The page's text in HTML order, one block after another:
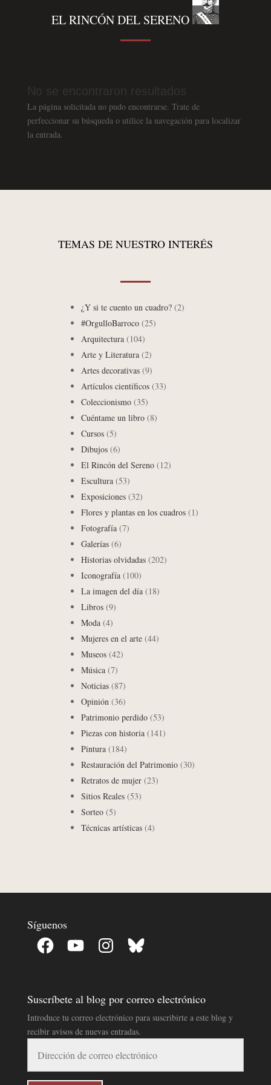
EL RINCÓN DEL SERENO
No se encontraron resultados
La página solicitada no pudo encontrarse. Trate de
perfeccionar su búsqueda o utilice la navegación para localizar
la entrada.
TEMAS DE NUESTRO INTERÉS
¿Y si te cuento un cuadro?(2)
#OrgulloBarroco(25)
Arquitectura(104)
Arte y Literatura(2)
Artes decorativas(9)
Artículos científicos(33)
Coleccionismo(35)
Cuéntame un libro(8)
Cursos(5)
Dibujos(6)
El Rincón del Sereno(12)
Escultura(53)
Exposiciones(32)
Flores y plantas en los cuadros(1)
Fotografía(7)
Galerías(6)
Historias olvidadas(202)
Iconografía(100)
La imagen del día(18)
Libros(9)
Moda(4)
Mujeres en el arte(44)
Museos(42)
Música(7)
Noticias(87)
Opinión(36)
Patrimonio perdido(53)
Piezas con historia(141)
Pintura(184)
Restauración del Patrimonio(30)
Retratos de mujer(23)
Sitios Reales(53)
Sorteo(5)
Técnicas artísticas(4)
Síguenos
Facebook YouTube InstagramBluesky
Suscríbete al blog por correo electrónico
Introduce tu correo electrónico para suscribirte a este blog y
recibir avisos de nuevas entradas.
correo